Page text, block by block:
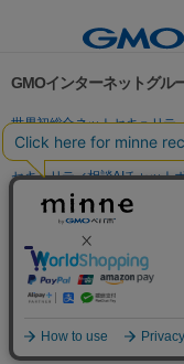
GMOインターネットグル
世界初総合ネットセキュリテ
パスワード漏洩診断
Web
セキュリティ相談AIチャット
実在証明・盗聴対策
サイバー攻撃対策（GMO Flatt
セキュリティ事業の軌跡